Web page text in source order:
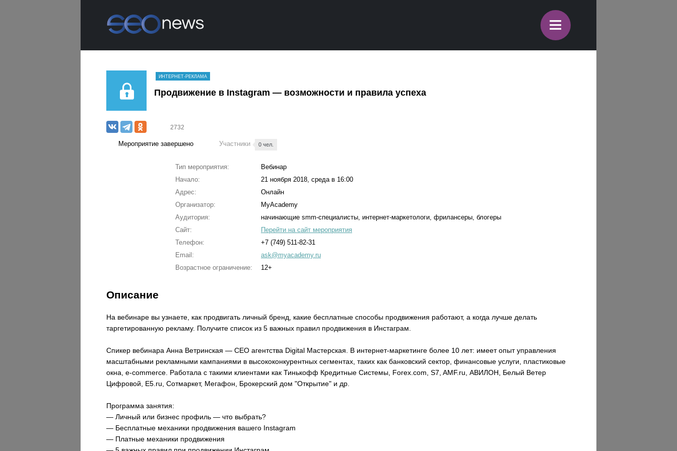
≡
ИНТЕРНЕТ-РЕКЛАМА
Продвижение в Instagram — возможности и правила успеха
2732
Мероприятие завершено Участники 0 чел.
Тип мероприятия:
Вебинар
Начало:
21 ноября 2018, среда в 16:00
Адрес:
Онлайн
Организатор:
MyAcademy
Аудитория:
начинающие smm-специалисты, интернет-маркетологи, фрилансеры, блогеры
Сайт:
Перейти на сайт мероприятия
Телефон:
+7 (749) 511-82-31
Email:
ask@myacademy.ru
Возрастное ограничение:
12+
Описание
На вебинаре вы узнаете, как продвигать личный бренд, какие бесплатные способы продвижения работают, а когда лучше делать
таргетированную рекламу. Получите список из 5 важных правил продвижения в Инстаграм.
Спикер вебинара Анна Ветринская — CEO агентства Digital Мастерская. В интернет-маркетинге более 10 лет: имеет опыт управления
масштабными рекламными кампаниями в высококонкурентных сегментах, таких как банковский сектор, финансовые услуги, пластиковые
окна, e-commerce. Работала с такими клиентами как Тинькофф Кредитные Системы, Forex.com, S7, AMF.ru, АВИЛОН, Белый Ветер
Цифровой, E5.ru, Сотмаркет, Мегафон, Брокерский дом "Открытие" и др.
Программа занятия:
— Личный или бизнес профиль — что выбрать?
— Бесплатные механики продвижения вашего Instagram
— Платные механики продвижения